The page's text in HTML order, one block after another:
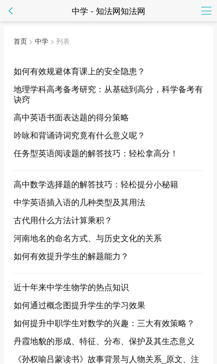
中学 - 知法网知法网
首页 > 中学 > 列表
如何有效规避体育课上的安全隐患？
地理学科高考备考研究：从基础到高分，科学备考有
诀窍
高中英语书面表达题的得分策略
吟咏和背诵诗词究竟有什么意义呢？
任务型英语阅读题的解答技巧：轻松拿高分！
高中数学选择题的解答技巧：轻松提分小秘籍
中学英语插入语的几种类型及其用法
古代用什么方法计算乘积？
河南地名的命名方式、与历史文化的关系
如何有效提升学生的解题能力？
近十年来中学生物学的热点知识
如何通过概念图提升学生的学习效果
如何提升中职学生对数学的兴趣：三大有效策略？
丹霞地貌的形成、特征、分布、保护及其生态意义
《孙权喻吕蒙读书》故事背景与人物关系_原文、注